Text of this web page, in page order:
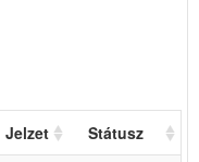
Jelzet
Státusz